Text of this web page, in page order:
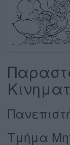
Τμήμα